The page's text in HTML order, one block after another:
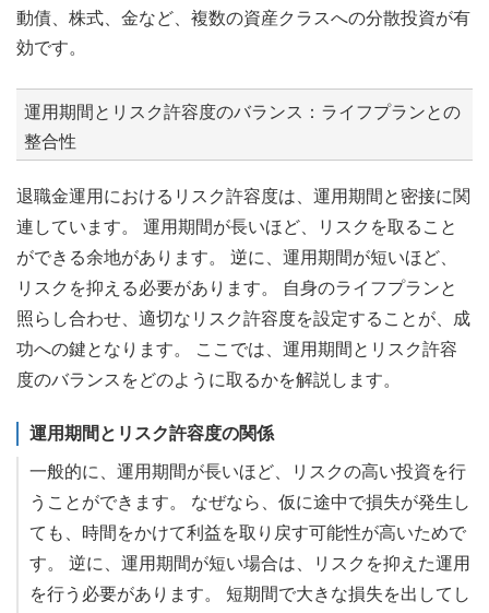
動債、株式、金など、複数の資産クラスへの分散投資が有
効です。
運用期間とリスク許容度のバランス：ライフプランとの
整合性
退職金運用におけるリスク許容度は、運用期間と密接に関
連しています。 運用期間が長いほど、リスクを取ること
ができる余地があります。 逆に、運用期間が短いほど、
リスクを抑える必要があります。 自身のライフプランと
照らし合わせ、適切なリスク許容度を設定することが、成
功への鍵となります。 ここでは、運用期間とリスク許容
度のバランスをどのように取るかを解説します。
運用期間とリスク許容度の関係
一般的に、運用期間が長いほど、リスクの高い投資を行
うことができます。 なぜなら、仮に途中で損失が発生し
ても、時間をかけて利益を取り戻す可能性が高いためで
す。 逆に、運用期間が短い場合は、リスクを抑えた運用
を行う必要があります。 短期間で大きな損失を出してし